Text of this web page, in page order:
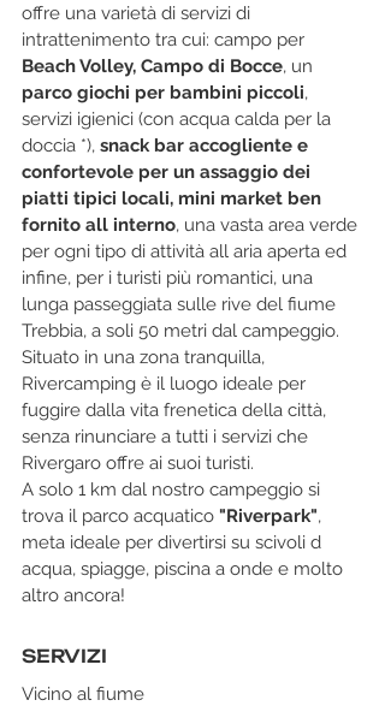
offre una varietà di servizi di
intrattenimento tra cui: campo per
Beach Volley, Campo di Bocce, un
parco giochi per bambini piccoli,
servizi igienici (con acqua calda per la
doccia *), snack bar accogliente e
confortevole per un assaggio dei
piatti tipici locali, mini market ben
fornito all interno, una vasta area verde
per ogni tipo di attività all aria aperta ed
infine, per i turisti più romantici, una
lunga passeggiata sulle rive del fiume
Trebbia, a soli 50 metri dal campeggio.
Situato in una zona tranquilla,
Rivercamping è il luogo ideale per
fuggire dalla vita frenetica della città,
senza rinunciare a tutti i servizi che
Rivergaro offre ai suoi turisti.
A solo 1 km dal nostro campeggio si
trova il parco acquatico "Riverpark",
meta ideale per divertirsi su scivoli d
acqua, spiagge, piscina a onde e molto
altro ancora!
SERVIZI
Vicino al fiume